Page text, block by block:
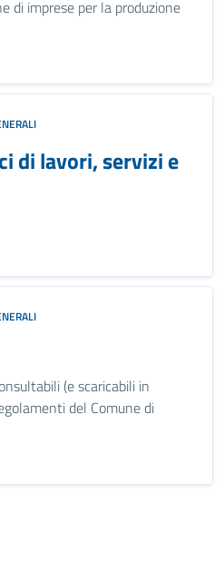
di imprese per la produzione
di lavori, servizi e
(e scaricabili in
del Comune di